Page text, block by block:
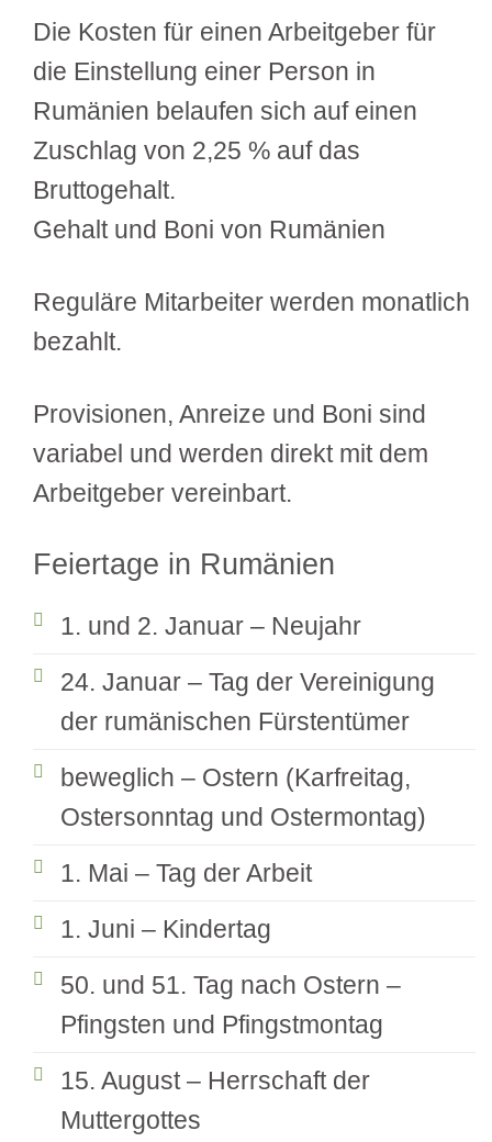
Die Kosten für einen Arbeitgeber für
die Einstellung einer Person in
Rumänien belaufen sich auf einen
Zuschlag von 2,25 % auf das
Bruttogehalt.
Gehalt und Boni von Rumänien
Reguläre Mitarbeiter werden monatlich
bezahlt.
Provisionen, Anreize und Boni sind
variabel und werden direkt mit dem
Arbeitgeber vereinbart.
Feiertage in Rumänien
1. und 2. Januar – Neujahr
24. Januar – Tag der Vereinigung
der rumänischen Fürstentümer
beweglich – Ostern (Karfreitag,
Ostersonntag und Ostermontag)
1. Mai – Tag der Arbeit
1. Juni – Kindertag
50. und 51. Tag nach Ostern –
Pfingsten und Pfingstmontag
15. August – Herrschaft der
Muttergottes